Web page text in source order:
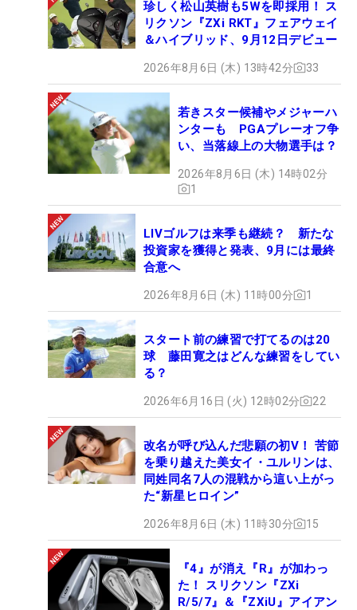
珍しく松山英樹も5Wを即採用！ ス
リクソン『ZXi RKT』フェアウェイ
＆ハイブリッド、9月12日デビュー
2026年8月6日 (木) 13時42分 33
若きスター候補やメジャーハ
ンターも PGAプレーオフ争
い、当落線上の大物選手は？
2026年8月6日 (木) 14時02分
1
LIVゴルフは来季も継続？ 新たな
投資家を獲得と発表、9月には最終
合意へ
2026年8月6日 (木) 11時00分 1
スタート前の練習で打てるのは20
球 藤田寛之はどんな練習をしてい
る？
2026年6月16日 (火) 12時02分 22
改名が呼び込んだ悲願の初V！ 苦節
を乗り越えた美女イ・ユルリンは、
同姓同名7人の混戦から這い上がっ
た“新星ヒロイン”
2026年8月6日 (木) 11時30分 15
『4』が消え『R』が加わっ
た！ スリクソン『ZXi
R/5/7』＆『ZXiU』アイアン